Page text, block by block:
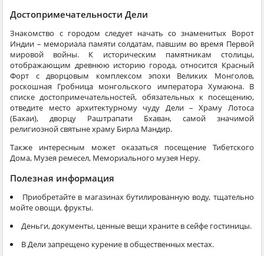
Достопримечательности Дели
Знакомство с городом следует начать со знаменитых Ворот
Индии – мемориала памяти солдатам, павшим во время Первой
мировой войны. К историческим памятникам столицы,
отображающим древнюю историю города, относится Красный
Форт с дворцовым комплексом эпохи Великих Монголов,
роскошная Гробница монгольского императора Хумаюна. В
списке достопримечательностей, обязательных к посещению,
отведите место архитектурному чуду Дели – Храму Лотоса
(Бахаи), дворцу Раштрапати Бхаван, самой значимой
религиозной святыне храму Бирла Мандир.
Также интересным может оказаться посещение Тибетского
Дома, Музея ремесел, Мемориального музея Неру.
Полезная информация
Приобретайте в магазинах бутилированную воду, тщательно
мойте овощи, фрукты.
Деньги, документы, ценные вещи храните в сейфе гостиницы.
В Дели запрещено курение в общественных местах.